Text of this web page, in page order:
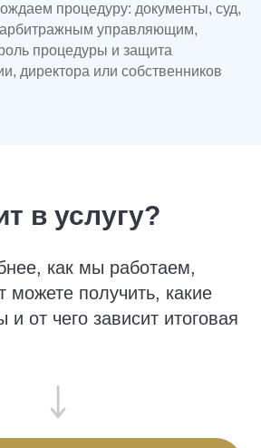
процедуру: документы, суд,
арбитражным управляющим,
процедуры и защита
директора или собственников
в услугу?
как мы работаем,
можете получить, какие
и от чего зависит итоговая
2 GIS
22 отзыва
не является